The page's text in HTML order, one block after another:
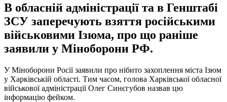
В обласній адміністрації та в Генштабі
ЗСУ заперечують взяття російськими
військовими Ізюма, про що раніше
заявили у Міноборони РФ.
У Міноборони Росії заявили про нібито захоплення міста Ізюм
у Харківській області. Тим часом, голова Харківської обласної
військової адміністрації Олег Синєгубов назвав цю
інформацію фейком.